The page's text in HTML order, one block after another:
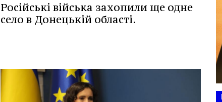
Російські війська захопили ще одне
село в Донецькій області.